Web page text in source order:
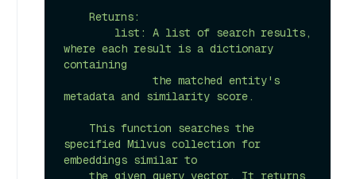
where each result is a dictionary
containing
metadata and similarity score.
specified Milvus collection for
embeddings similar to